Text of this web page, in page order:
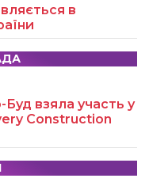
в
Буд взяла участь у
Construction